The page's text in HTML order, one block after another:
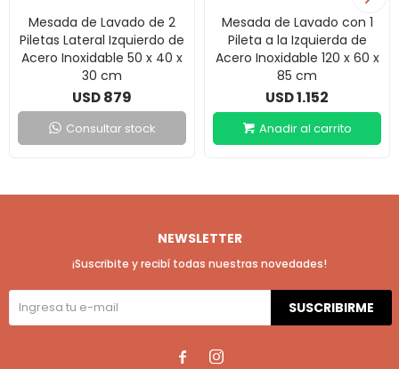
Mesada de Lavado de 2
Piletas Lateral Izquierdo de
Acero Inoxidable 50 x 40 x
30 cm
USD879
Consultar stock
Mesada de Lavado con 1
Pileta a la Izquierda de
Acero Inoxidable 120 x 60 x
85 cm
USD1.152
NEWSLETTER
¡Suscribite y recibí todas nuestras novedades!
SUSCRIBIRME
 